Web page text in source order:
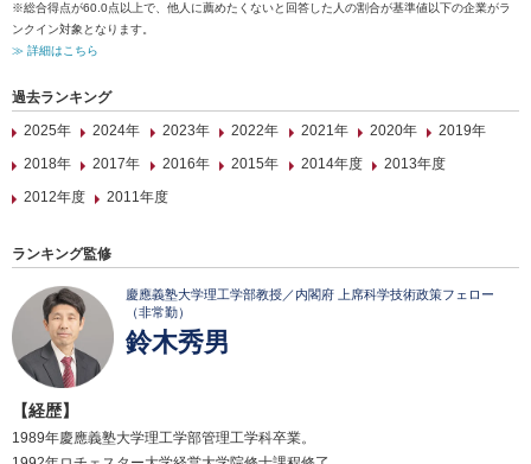
※総合得点が60.0点以上で、他人に薦めたくないと回答した人の割合が基準値以下の企業がラ
ンクイン対象となります。
≫ 詳細はこちら
過去ランキング
2025年
2024年 2023年 2022年 2021年 2020年
2019年
2018年
2017年 2016年 2015年 2014年度
2013年度
2012年度
2011年度
ランキング監修
慶應義塾大学理工学部教授／内閣府 上席科学技術政策フェロー
（非常勤）
鈴木秀男
【経歴】
1989年慶應義塾大学理工学部管理工学科卒業。